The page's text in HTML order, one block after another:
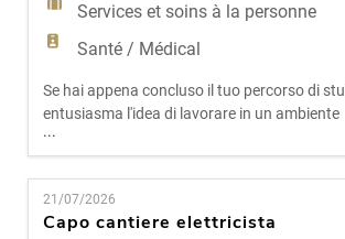
Services et soins à la personne
Santé / Médical
Se hai appena concluso il tuo percorso di
entusiasma l'idea di lavorare in un ambiente
dinamico, moderno e orientato alla cura della
persona, se ti piace essere un punto di
per i clienti e accompagnarli nelle loro scelte
benessere, questa opportunità potrebbe
perfetta per te. Il nostro cliente è una grande
...
21/07/2026
Capo cantiere elettricista